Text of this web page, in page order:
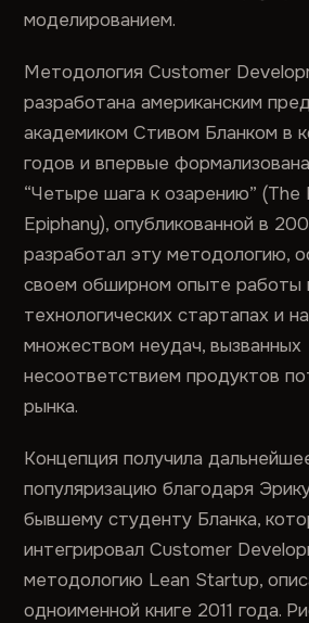
моделированием.
Методология Customer
разработана американским
академиком Стивом Бланком в
годов и впервые
“Четыре шага к озарению”
Epiphany), опубликованной в
разработал эту методологию,
своем обширном опыте работы
технологических стартапах и
множеством неудач, вызванных
несоответствием продуктов
рынка.
Концепция получила
популяризацию благодаря
бывшему студенту Бланка,
интегрировал Customer
методологию Lean Startup,
одноименной книге 2011 года.